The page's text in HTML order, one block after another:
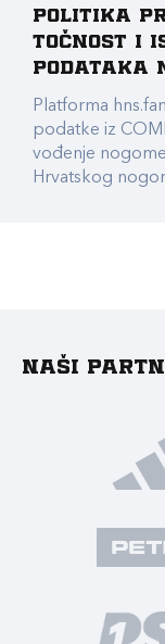
Politika
točnost i
podataka
Platforma
podatke iz
vođenje
Hrvatskog
Naši